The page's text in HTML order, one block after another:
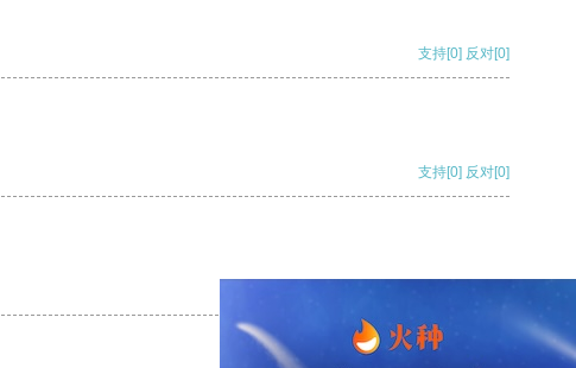
支持[0] 反对[0]
支持[0] 反对[0]